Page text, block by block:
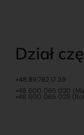
Dział
+48 89 762 17 39
+48 600 065 020
+48 600 065 028